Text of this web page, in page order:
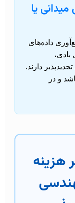
یا
داده‌های
بادی،
دارند.
و در
هزینه